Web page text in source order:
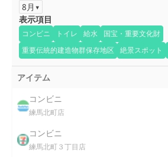
8月
表示項目
コンビニ トイレ 給水
国宝・重要文化財
重要伝統的建造物群保存地区
絶景スポット
アイテム
コンビニ
練馬北町店
コンビニ
練馬北町３丁目店